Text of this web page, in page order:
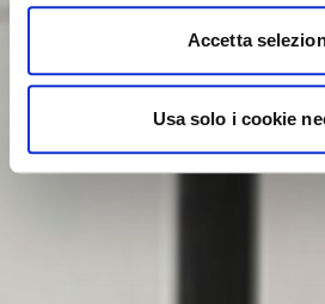
Accetta
Usa solo i cookie